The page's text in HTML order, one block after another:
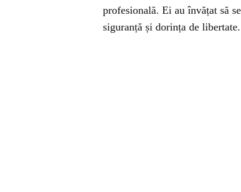
profesională. Ei au învățat să
siguranță și dorința de libertate.